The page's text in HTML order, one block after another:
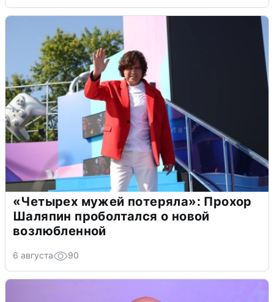
«Четырех мужей потеряла»: Прохор
Шаляпин проболтался о новой
возлюбленной
6 августа 90